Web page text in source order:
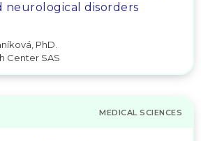
neurological disorders
PhD.
Center SAS
MEDICAL SCIENCES